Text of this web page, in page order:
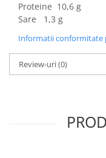
Produse de gătit
Faina
Arpacas si pesmet
Malai
Patiserie congelata
Pizza congelata
Proteine 10,6 g
Sare 1,3 g
Informatii conformitate
Review-uri(0)